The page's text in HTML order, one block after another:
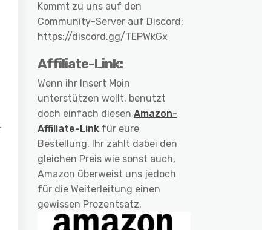
Kommt zu uns auf den
Community-Server auf Discord:
https://discord.gg/TEPWkGx
Affiliate-Link:
Wenn ihr Insert Moin
unterstützen wollt, benutzt
doch einfach diesen Amazon-
Affiliate-Link für eure
Bestellung. Ihr zahlt dabei den
gleichen Preis wie sonst auch,
Amazon überweist uns jedoch
für die Weiterleitung einen
gewissen Prozentsatz.